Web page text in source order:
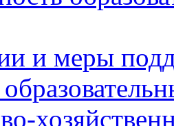
и меры